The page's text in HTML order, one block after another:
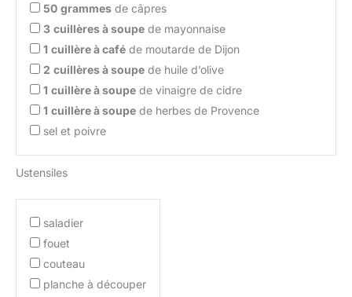
50 grammes de câpres
3 cuillères à soupe de mayonnaise
1 cuillère à café de moutarde de Dijon
2 cuillères à soupe de huile d’olive
1 cuillère à soupe de vinaigre de cidre
1 cuillère à soupe de herbes de Provence
sel et poivre
Ustensiles
saladier
fouet
couteau
planche à découper